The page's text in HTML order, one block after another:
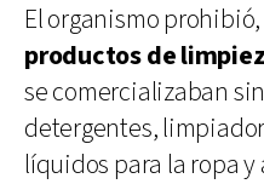
El organismo
productos de
se comercializaban
detergentes,
líquidos para la ropa